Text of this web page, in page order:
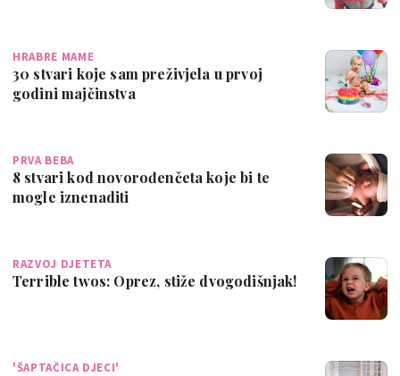
HRABRE MAME
30 stvari koje sam preživjela u prvoj
godini majčinstva
PRVA BEBA
8 stvari kod novorođenčeta koje bi te
mogle iznenaditi
RAZVOJ DJETETA
Terrible twos: Oprez, stiže dvogodišnjak!
'ŠAPTAČICA DJECI'